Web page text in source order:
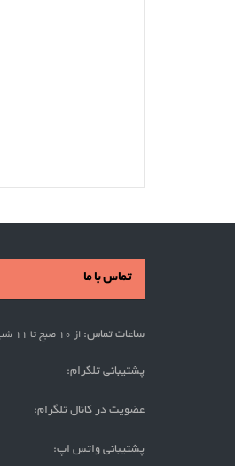
تماس با ما
ساعات تماس: از 10 صبح تا 11 شب
پشتیبانی تلگرام:
عضویت در کانال تلگرام:
پشتیبانی واتس اپ: